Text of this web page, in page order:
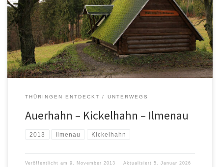
THÜRINGEN ENTDECKT UNTERWEGS
Auerhahn – Kickelhahn – Ilmenau
2013 Ilmenau Kickelhahn
Veröffentlicht am 9. November 2013 Aktualisiert 5. Januar 2026